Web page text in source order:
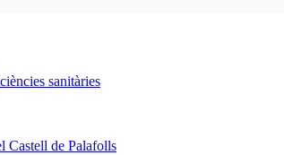
sanitàries
Castell de Palafolls